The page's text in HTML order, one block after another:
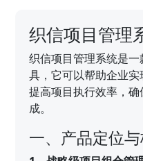
织信项目管理
织信项目管理系统是
具，它可以帮助企业实
提高项目执行效率，
成。
一、产品定位